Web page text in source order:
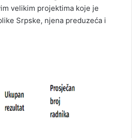
velikim projektima koje je
Srpske, njena preduzeća i